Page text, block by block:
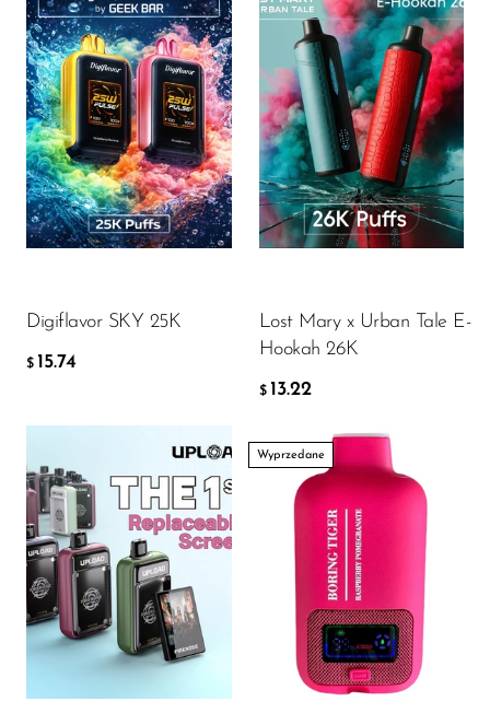
Digiflavor SKY 25K
$ 15.74
Flavor
$15.74
Lost Mary x Urban Tale E-
Hookah 26K
$ 13.22
Flavor
$13.22
Flavor
15.00
Wyprzedane